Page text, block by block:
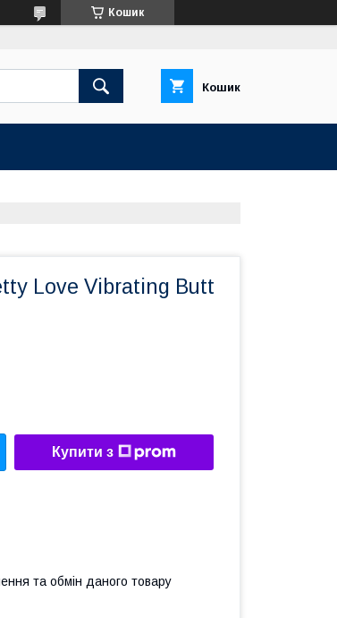
Кошик
Кошик
Love Vibrating Butt
Купити з
та обмін даного товару